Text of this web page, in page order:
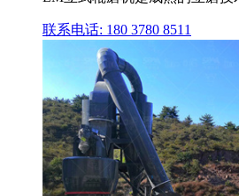
联系电话: 180 3780 8511